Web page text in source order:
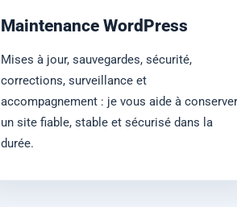
Maintenance WordPress
Mises à jour, sauvegardes, sécurité,
corrections, surveillance et
accompagnement : je vous aide à conserver
un site fiable, stable et sécurisé dans la
durée.